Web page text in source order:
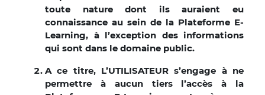
toute nature dont ils auraient eu
connaissance au sein de la Plateforme E-
Learning, à l’exception des informations
qui sont dans le domaine public.
A ce titre, L’UTILISATEUR s’engage à ne
permettre à aucun tiers l’accès à la